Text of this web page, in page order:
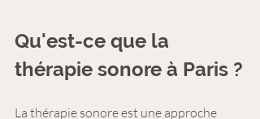
Qu'est-ce que la
thérapie sonore à Paris ?
La thérapie sonore est une approche